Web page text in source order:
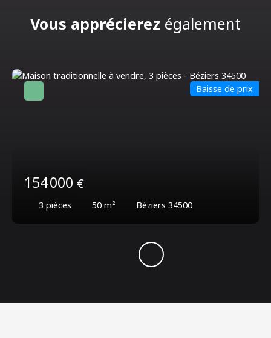
Vous apprécierez également
154 000 €
3 pièces 50 m² Béziers 34500
Baisse de prix